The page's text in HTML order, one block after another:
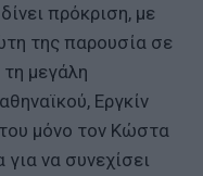
πρόκριση, με
της παρουσία σε
μεγάλη
Εργκίν
μόνο τον Κώστα
να συνεχίσει